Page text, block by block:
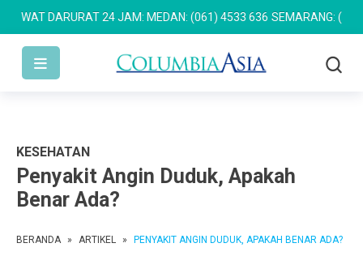
DARURAT 24 JAM: MEDAN: (061) 4533 636 SEMARANG: (024) 762
KESEHATAN
Penyakit Angin Duduk, Apakah
Benar Ada?
BERANDA » ARTIKEL » PENYAKIT ANGIN DUDUK, APAKAH BENAR ADA?